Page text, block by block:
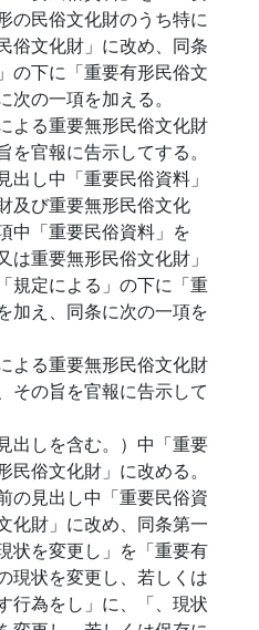
の民俗文化財のうち特に
俗文化財」に改め、同条
の下に「重要有形民俗文
の一項を加える。
よる重要無形民俗文化財
を官報に告示してする。
出し中「重要民俗資料」
及び重要無形民俗文化
中「重要民俗資料」を
は重要無形民俗文化財」
規定による」の下に「重
加え、同条に次の一項を
よる重要無形民俗文化財
その旨を官報に告示して
出しを含む。）中「重要
俗文化財」に改める。
の見出し中「重要民俗資
化財」に改め、同条第一
状を変更し」を「重要有
現状を変更し、若しくは
行為をし」に、「、現状